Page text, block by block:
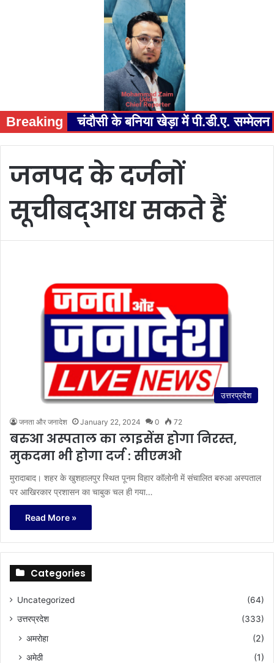
Breaking चंदौसी के बनिया खेड़ा में पी.डी.ए.
जनपद के दर्जनों
सूचीबद्आध सकते हैं
उत्तरप्रदेश
जनता और जनादेश January 22, 2024 0 72
बरुआ अस्पताल का लाइसेंस होगा निरस्त,
मुकदमा भी होगा दर्ज : सीएमओ
मुरादाबाद। शहर के खुशहालपुर स्थित पूनम विहार कॉलोनी में संचालित बरुआ अस्पताल
पर आखिरकार प्रशासन का चाबुक चल ही गया…
Read More »
Categories
Uncategorized
(64)
उत्तरप्रदेश
(333)
अमरोहा
(2)
अमेठी
(1)